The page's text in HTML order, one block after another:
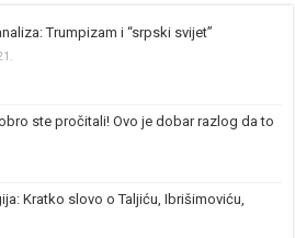
Trumpizam i “srpski svijet”
ste pročitali! Ovo je dobar razlog da to
Kratko slovo o Taljiću, Ibrišimoviću,